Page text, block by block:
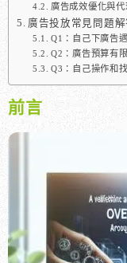
廣告成效優化與
廣告投放常見問題解
Q1：自己下廣告
Q2：廣告預算有
Q3：自己操作和
前言